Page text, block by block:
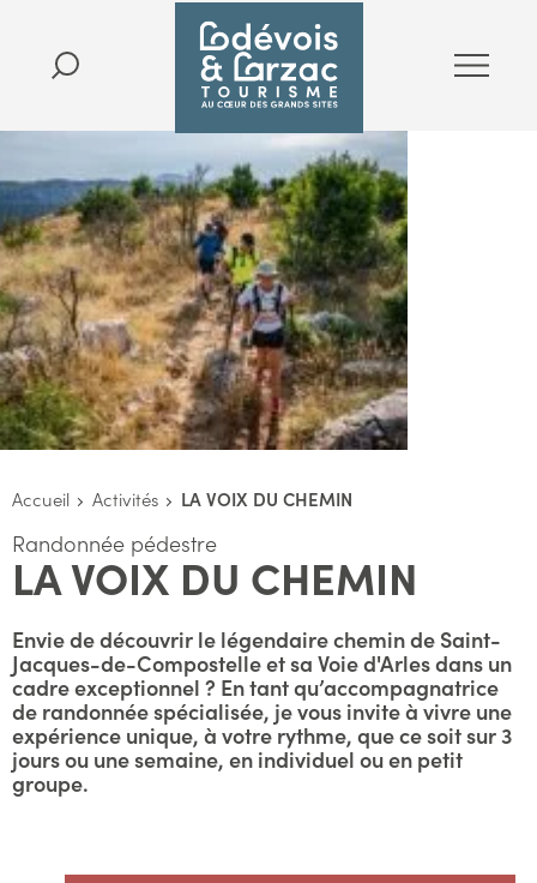
Accueil Activités LA VOIX DU CHEMIN
Randonnée pédestre
LA VOIX DU CHEMIN
Envie de découvrir le légendaire chemin de Saint-
Jacques-de-Compostelle et sa Voie d'Arles dans un
cadre exceptionnel ? En tant qu’accompagnatrice
de randonnée spécialisée, je vous invite à vivre une
expérience unique, à votre rythme, que ce soit sur 3
jours ou une semaine, en individuel ou en petit
groupe.